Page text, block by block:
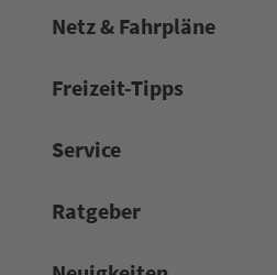
Netz & Fahrpläne
Frei­zeit-Tipps
Service
Rat­ge­ber